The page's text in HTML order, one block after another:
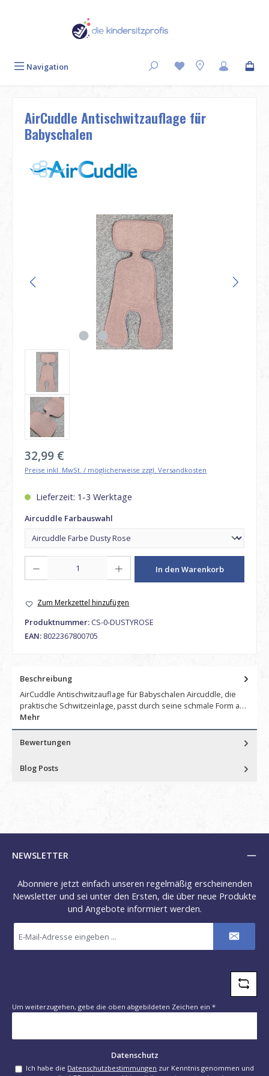
Navigation
AirCuddle Antischwitzauflage für
Babyschalen
Bildergalerie überspringen
Regulärer Preis:
32,99 €
Preise inkl. MwSt. / möglicherweise zzgl. Versandkosten
Lieferzeit: 1-3 Werktage
Aircuddle Farbauswahl
In den Warenkorb
Zum Merkzettel hinzufügen
Produktnummer: CS-0-DUSTYROSE
EAN: 8022367800705
Beschreibung
AirCuddle Antischwitzauflage für Babyschalen Aircuddle, die
praktische Schwitzeinlage, passt durch seine schmale Form a…
Mehr
Bewertungen
Blog Posts
NEWSLETTER
Abonniere jetzt einfach unseren regelmäßig erscheinenden
Newsletter und sei unter den Ersten, die über neue Produkte
und Angebote informiert werden.
Mail-
Adresse
Um weiterzugehen, gebe die oben abgebildeten Zeichen ein *
Datenschutz
Ich habe die Datenschutzbestimmungen zur Kenntnis genommen und